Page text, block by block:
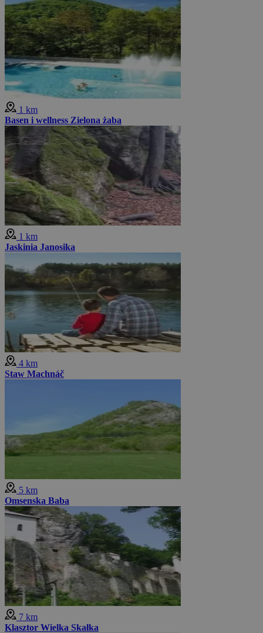
1 km
Basen i wellness Zielona żaba
1 km
Jaskinia Janosika
4 km
Staw Machnáč
5 km
Omsenska Baba
7 km
Klasztor Wielka Skałka